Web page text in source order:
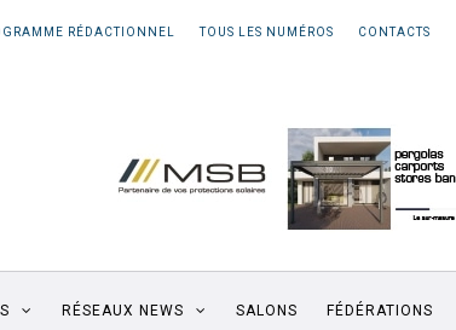
RÉDACTIONNEL TOUS LES NUMÉROS CONTACTS
RÉSEAUX NEWS SALONS FÉDÉRATIONS